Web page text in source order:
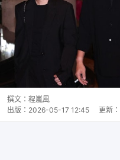
撰文： 程嵐風
出版： 2026-05-17 12:45 更新：